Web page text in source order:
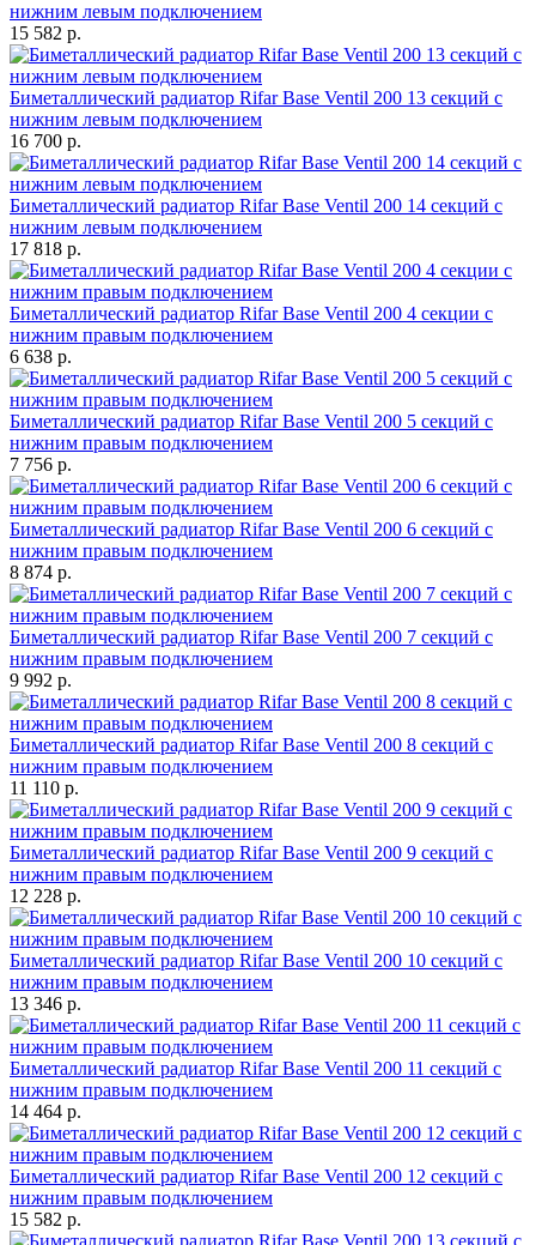
нижним левым подключением
15 582 р.
Биметаллический радиатор Rifar Base Ventil 200 13 секций с
нижним левым подключением
16 700 р.
Биметаллический радиатор Rifar Base Ventil 200 14 секций с
нижним левым подключением
17 818 р.
Биметаллический радиатор Rifar Base Ventil 200 4 секции с
нижним правым подключением
6 638 р.
Биметаллический радиатор Rifar Base Ventil 200 5 секций с
нижним правым подключением
7 756 р.
Биметаллический радиатор Rifar Base Ventil 200 6 секций с
нижним правым подключением
8 874 р.
Биметаллический радиатор Rifar Base Ventil 200 7 секций с
нижним правым подключением
9 992 р.
Биметаллический радиатор Rifar Base Ventil 200 8 секций с
нижним правым подключением
11 110 р.
Биметаллический радиатор Rifar Base Ventil 200 9 секций с
нижним правым подключением
12 228 р.
Биметаллический радиатор Rifar Base Ventil 200 10 секций с
нижним правым подключением
13 346 р.
Биметаллический радиатор Rifar Base Ventil 200 11 секций с
нижним правым подключением
14 464 р.
Биметаллический радиатор Rifar Base Ventil 200 12 секций с
нижним правым подключением
15 582 р.